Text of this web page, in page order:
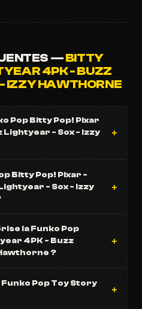
—BITTY
4PK - BUZZ
IZZY HAWTHORNE
Pop Bitty Pop! Pixar
Lightyear - Sox - Izzy
Bitty Pop! Pixar -
- Sox - Izzy
la Funko Pop
4PK - Buzz
?
Pop Toy Story